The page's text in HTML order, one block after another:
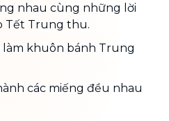
nhau cùng những lời
Tết Trung thu.
làm khuôn bánh Trung
các miếng đều nhau